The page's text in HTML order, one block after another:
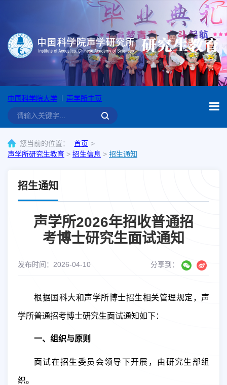
中国科学院大学 声学所主页
您当前的位置：
首页
声学所研究生教育 > 招生信息 > 招生通知
招生通知
声学所2026年招收普通招
考博士研究生面试通知
发布时间：2026-04-10 分享到：
根据国科大和声学所博士招生相关管理规定，声
学所普通招考博士研究生面试通知如下：
一、组织与原则
面试在招生委员会领导下开展，由研究生部组
织。